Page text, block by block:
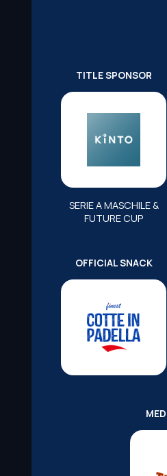
TITLE SPONSOR
SERIE A MASCHILE &
FUTURE CUP
OFFICIAL SNACK